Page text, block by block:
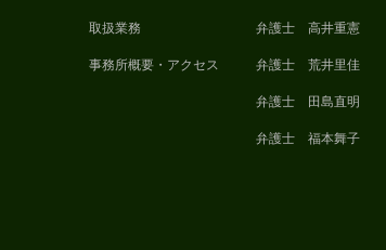
取扱業務
事務所概要・アクセス
弁護士 高井重憲
弁護士 荒井里佳
弁護士 田島直明
弁護士 福本舞子